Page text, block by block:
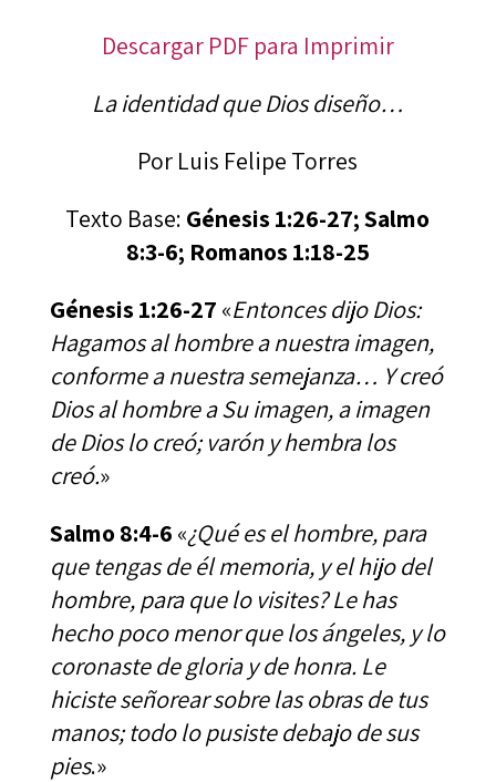
Descargar PDF para Imprimir
La identidad que Dios diseño…
Por Luis Felipe Torres
Texto Base: Génesis 1:26-27; Salmo
8:3-6; Romanos 1:18-25
Génesis 1:26-27 «Entonces dijo Dios:
Hagamos al hombre a nuestra imagen,
conforme a nuestra semejanza… Y creó
Dios al hombre a Su imagen, a imagen
de Dios lo creó; varón y hembra los
creó.»
Salmo 8:4-6 «¿Qué es el hombre, para
que tengas de él memoria, y el hijo del
hombre, para que lo visites? Le has
hecho poco menor que los ángeles, y lo
coronaste de gloria y de honra. Le
hiciste señorear sobre las obras de tus
manos; todo lo pusiste debajo de sus
pies.»